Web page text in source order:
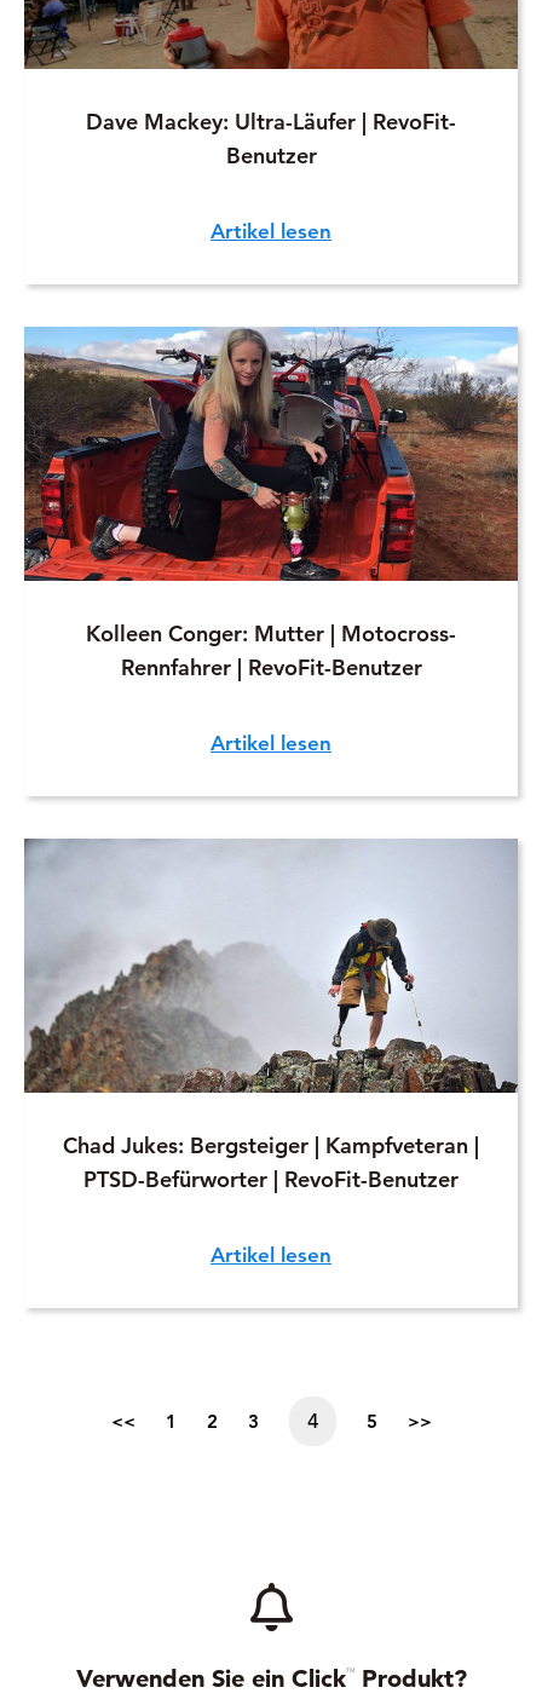
Dave Mackey: Ultra-Läufer | RevoFit-
Benutzer
Artikel lesen
Kolleen Conger: Mutter | Motocross-
Rennfahrer | RevoFit-Benutzer
Artikel lesen
Chad Jukes: Bergsteiger | Kampfveteran |
PTSD-Befürworter | RevoFit-Benutzer
Artikel lesen
<< 1 2 3 4 5 >>
Verwenden Sie ein ClickTMProdukt?